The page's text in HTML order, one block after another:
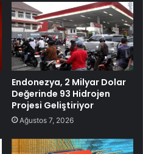
Endonezya, 2 Milyar Dolar
Değerinde 93 Hidrojen
Projesi Geliştiriyor
Ağustos 7, 2026